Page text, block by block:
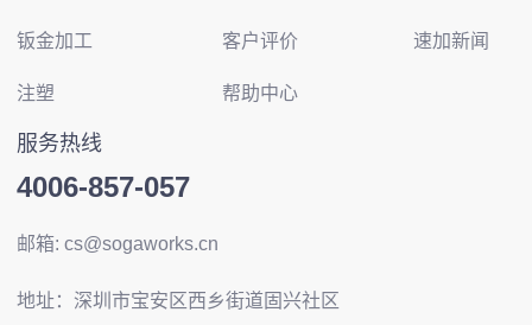
钣金加工
注塑
客户评价
帮助中心
速加新闻
服务热线
4006-857-057
邮箱: cs@sogaworks.cn
地址：深圳市宝安区西乡街道固兴社区